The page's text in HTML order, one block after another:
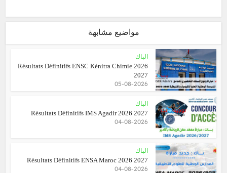
مواضيع مشابهة
الباك
Résultats Définitifs ENSC Kénitra Chimie 2026
2027
05-08-2026
الباك
Résultats Définitifs IMS Agadir 2026 2027
04-08-2026
الباك
Résultats Définitifs ENSA Maroc 2026 2027
04-08-2026